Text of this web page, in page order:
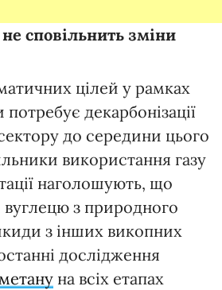
сповільнить зміни
цілей у рамках
декарбонізації
до середини цього
використання газу
наголошують, що
вуглецю з природного
з інших викопних
дослідження
на всіх етапах